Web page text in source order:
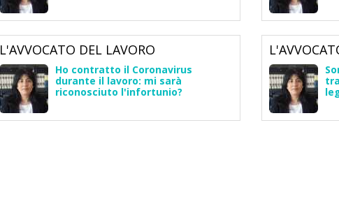
L'AVVOCATO DEL LAVORO
Ho contratto il Coronavirus
durante il lavoro: mi sarà
riconosciuto l'infortunio?